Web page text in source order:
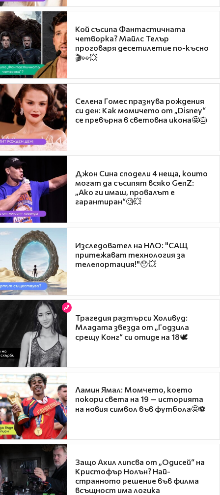
Кой съсипа Фантастичната
четворка? Майлс Телър
проговаря десетилетие по-късно
🎬👀💥
Селена Гомес празнува рождения
си ден: Как момичето от „Disney“
се превърна в световна икона🤩🎂
Джон Сина сподели 4 неща, които
могат да съсипят всяко GenZ:
„Ако ги имаш, провалът е
гарантиран“🧐💥
Изследовател на НЛО: "САЩ
притежават технология за
телепортация!"😯💥
Трагедия разтърси Холивуд:
Младата звезда от „Годзила
срещу Конг“ си отиде на 18🕊️
Ламин Ямал: Момчето, което
покори света на 19 — историята
на новия символ във футбола🤩⚽
Защо Ахил липсва от „Одисей“ на
Кристофър Нолън? Най-
странното решение във филма
всъщност има логика